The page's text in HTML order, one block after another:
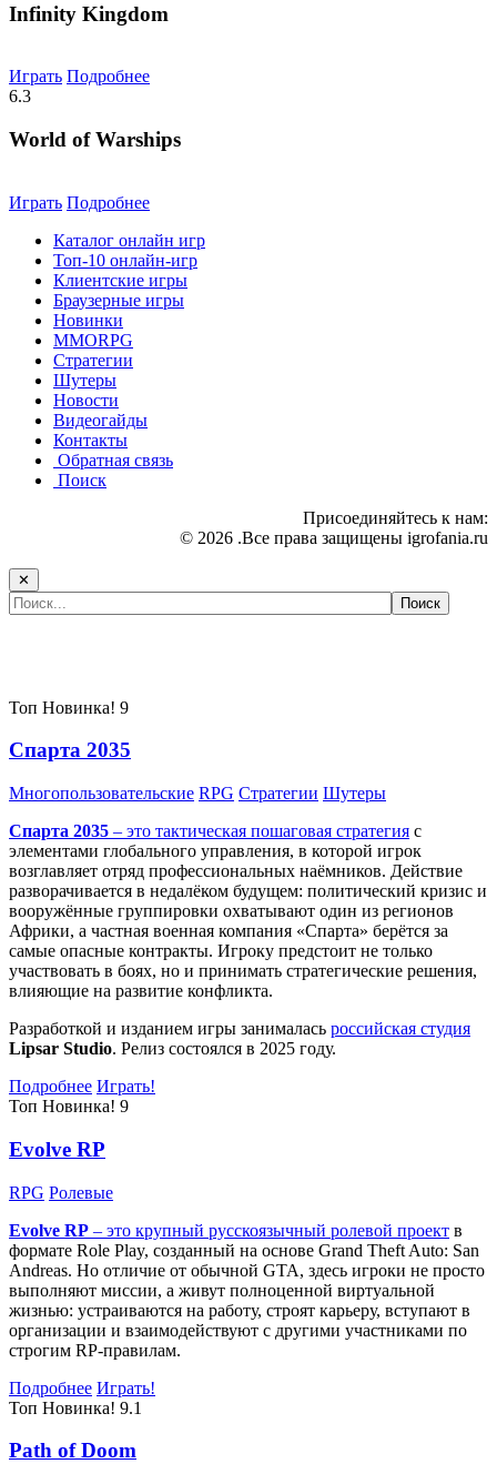
Infinity Kingdom
Играть Подробнее
6.3
World of Warships
Играть Подробнее
Каталог онлайн игр
Топ-10 онлайн-игр
Клиентские игры
Браузерные игры
Новинки
MMORPG
Стратегии
Шутеры
Новости
Видеогайды
Контакты
Обратная связь
Поиск
Присоединяйтесь к нам:
© 2026 .Все права защищены igrofania.ru
✕
Топ Новинка! 9
Спарта 2035
Многопользовательские RPG Стратегии Шутеры
Спарта 2035 – это тактическая пошаговая стратегия с
элементами глобального управления, в которой игрок
возглавляет отряд профессиональных наёмников. Действие
разворачивается в недалёком будущем: политический кризис и
вооружённые группировки охватывают один из регионов
Африки, а частная военная компания «Спарта» берётся за
самые опасные контракты. Игроку предстоит не только
участвовать в боях, но и принимать стратегические решения,
влияющие на развитие конфликта.
Разработкой и изданием игры занималась российская студия
Lipsar Studio. Релиз состоялся в 2025 году.
Подробнее Играть!
Топ Новинка! 9
Evolve RP
RPG Ролевые
Evolve RP – это крупный русскоязычный ролевой проект в
формате Role Play, созданный на основе Grand Theft Auto: San
Andreas. Но отличие от обычной GTA, здесь игроки не просто
выполняют миссии, а живут полноценной виртуальной
жизнью: устраиваются на работу, строят карьеру, вступают в
организации и взаимодействуют с другими участниками по
строгим RP-правилам.
Подробнее Играть!
Топ Новинка! 9.1
Path of Doom